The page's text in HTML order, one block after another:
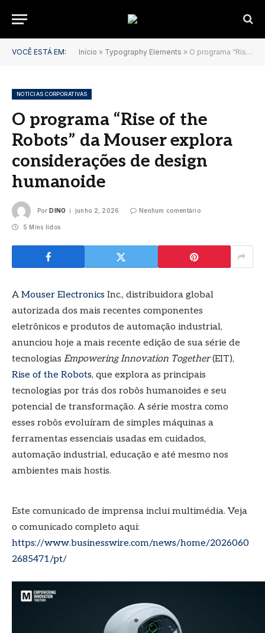
VOCÊ ESTÁ EM: Início » Typography Elements » O programa “Rise of the Robots” da Mouser explora considerações de design humanoide
NOTÍCIAS CORPORATIVAS
O programa “Rise of the
Robots” da Mouser explora
considerações de design
humanoide
Por DINO junho 2, 2026 Nenhum comentário
5 Mins lidos
A Mouser Electronics Inc., distribuidora global
autorizada dos mais recentes componentes
eletrônicos e produtos de automação industrial,
anunciou hoje a mais recente edição de sua série de
tecnologias Empowering Innovation Together(EIT),
Rise of the Robots, que explora as principais
tecnologias por trás dos robôs humanoides e seu
potencial de transformação. A série mostra como
esses robôs evoluíram de simples máquinas a
ferramentas essenciais usadas em cuidados,
automação industrial, educação e até mesmo nos
ambientes mais hostis.
Este comunicado de imprensa inclui multimédia. Veja
o comunicado completo aqui:
https://www.businesswire.com/news/home/2026060
2685471/pt/